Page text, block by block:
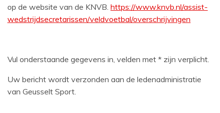
op de website van de KNVB. https://www.knvb.nl/assist-
wedstrijdsecretarissen/veldvoetbal/overschrijvingen
Vul onderstaande gegevens in, velden met * zijn verplicht.
Uw bericht wordt verzonden aan de ledenadministratie
van Geusselt Sport.